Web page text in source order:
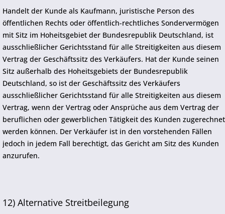
Handelt der Kunde als Kaufmann, juristische Person des
öffentlichen Rechts oder öffentlich-rechtliches Sondervermögen
mit Sitz im Hoheitsgebiet der Bundesrepublik Deutschland, ist
ausschließlicher Gerichtsstand für alle Streitigkeiten aus diesem
Vertrag der Geschäftssitz des Verkäufers. Hat der Kunde seinen
Sitz außerhalb des Hoheitsgebiets der Bundesrepublik
Deutschland, so ist der Geschäftssitz des Verkäufers
ausschließlicher Gerichtsstand für alle Streitigkeiten aus diesem
Vertrag, wenn der Vertrag oder Ansprüche aus dem Vertrag der
beruflichen oder gewerblichen Tätigkeit des Kunden zugerechnet
werden können. Der Verkäufer ist in den vorstehenden Fällen
jedoch in jedem Fall berechtigt, das Gericht am Sitz des Kunden
anzurufen.
12) Alternative Streitbeilegung